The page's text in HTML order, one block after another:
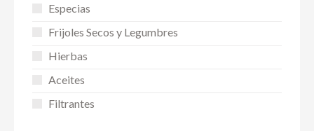
Especias
Frijoles Secos y Legumbres
Hierbas
Aceites
Filtrantes